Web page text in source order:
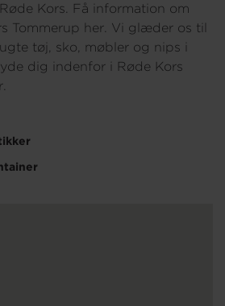
Kors. Få information om
Tommerup her. Vi glæder os til
tøj, sko, møbler og nips i
dig indenfor i Røde Kors